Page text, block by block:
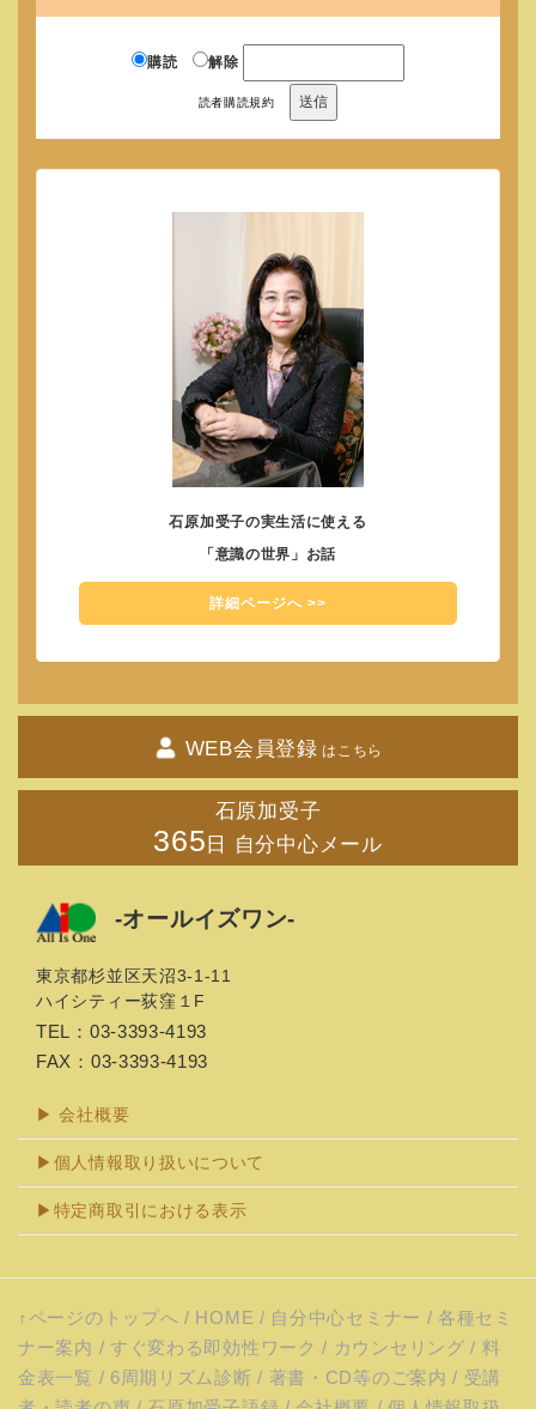
購読 解除
読者購読規約
石原加受子の実生活に使える
「意識の世界」お話
詳細ページへ >>
WEB会員登録 はこちら
石原加受子
365 日 自分中心メール
-オールイズワン-
東京都杉並区天沼3-1-11
ハイシティー荻窪１F
TEL：03-3393-4193
FAX：03-3393-4193
▶ 会社概要
▶個人情報取り扱いについて
▶特定商取引における表示
↑ページのトップへ / HOME / 自分中心セミナー / 各種セミ
ナー案内 / すぐ変わる即効性ワーク / カウンセリング / 料
金表一覧 / 6周期リズム診断 / 著書・CD等のご案内 / 受講